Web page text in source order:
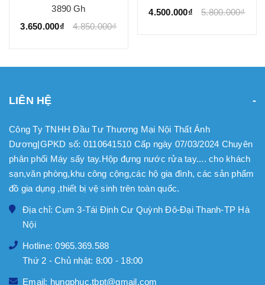
3890 Gh
3.650.000₫
4.850.000₫
4.500.000₫
5.800.000₫
LIÊN HỆ
Công Ty TNHH Đầu Tư Thương Mại Nội Thất Ánh
Dương|GPKD số: 0110641510 Cấp ngày 07/03/2024 Chuyên
phân phối Máy sấy tay.Hộp đựng nước rửa tay.... cho khách
sạn,văn phòng,khu công cộng,các hộ gia đình, các sản phẩm
đồ gia dụng ,thiết bị vệ sinh trên toàn quốc.
Địa chỉ: Cụm 3-Tái Định Cư Quỳnh Đô-Đại Thanh-TP Hà
Nội
Hotline: 0965.369.588
Thứ 2 - Chủ nhật: 8:00 - 18:00
Email: hungphuc.tbpt@gmail.com